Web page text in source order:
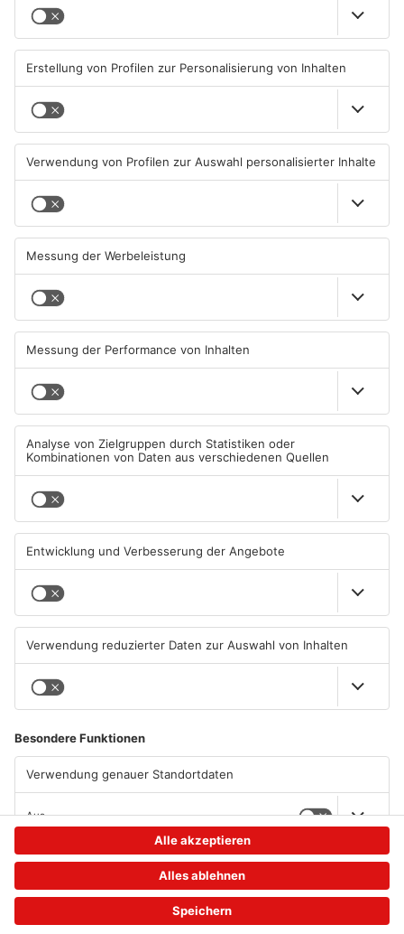
Gleisarbeiten sollen
Feldbrand in Nidderau
31.07.2026, 06:25 UHR IN MAIN-
KINZIG-KREIS
Wo ist Selena Fröhlich aus
Großkrotzenburg?
29.07.2026, 16:32 UHR IN MAIN-
KINZIG-KREIS
Grundschule in Freigericht
verwüstet
29.07.2026, 06:39 UHR IN MAIN-
KINZIG-KREIS
Freigericht: Einbrecher
plündern Spielhalle
KINZIG-KREIS